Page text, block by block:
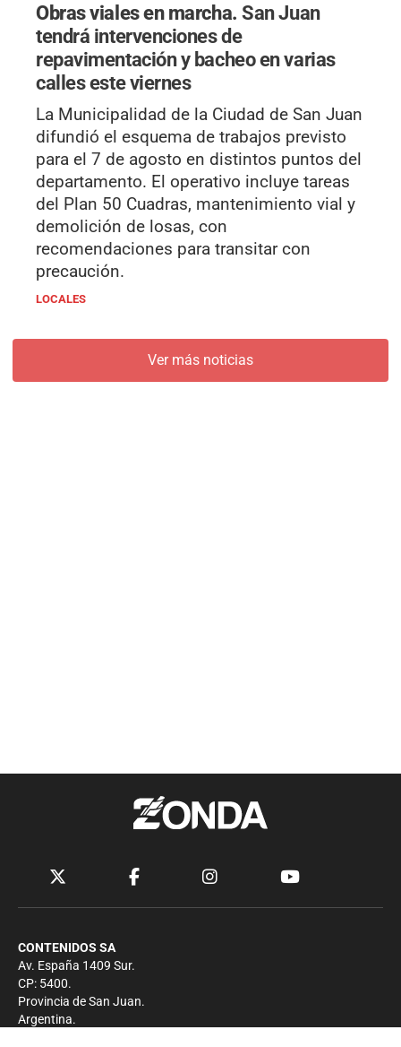
Obras viales en marcha.San Juan
tendrá intervenciones de
repavimentación y bacheo en varias
calles este viernes
La Municipalidad de la Ciudad de San Juan
difundió el esquema de trabajos previsto
para el 7 de agosto en distintos puntos del
departamento. El operativo incluye tareas
del Plan 50 Cuadras, mantenimiento vial y
demolición de losas, con
recomendaciones para transitar con
precaución.
LOCALES
Ver más noticias
CONTENIDOS SA
Av. España 1409 Sur.
CP: 5400.
Provincia de San Juan.
Argentina.